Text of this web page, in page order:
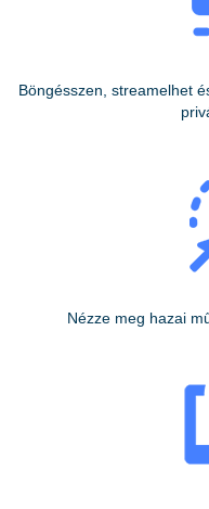
Böngésszen, streamelhet
Nézze meg hazai